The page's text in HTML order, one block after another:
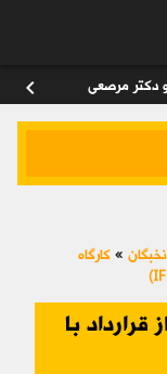
دکتر مرصعی chevron_left
» کارگاه
قرارداد با